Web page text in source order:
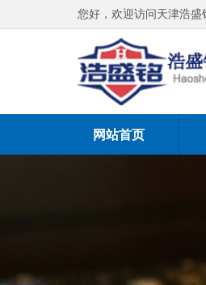
您好，欢迎访问天津浩
网站首页